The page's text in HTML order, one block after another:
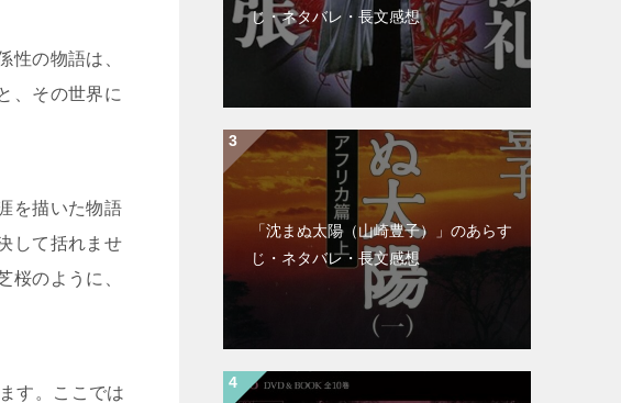
性の物語は、
、その世界に
を描いた物語
して括れませ
桜のように、
す。ここでは
じ・ネタバレ・長文感想
「沈まぬ太陽（山崎豊子）」のあらす
じ・ネタバレ・長文感想